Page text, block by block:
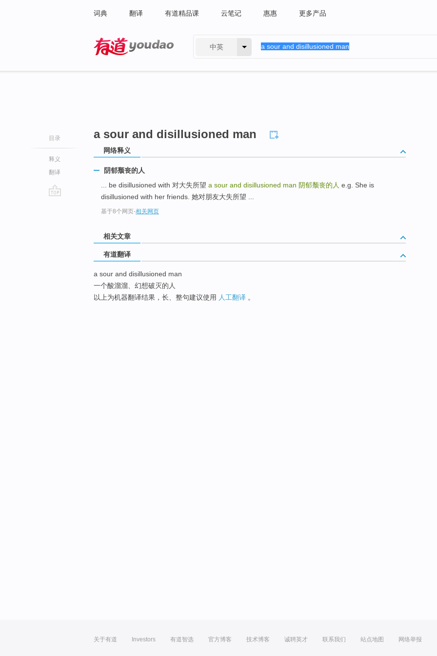
词典 翻译 有道精品课 云笔记 惠惠 更多产品
中英
目录
释义
翻译
a sour and disillusioned man
网络释义
阴郁颓丧的人
... be disillusioned with 对大失所望 a sour and disillusioned man 阴郁颓丧的人 e.g. She is
disillusioned with her friends. 她对朋友大失所望 ...
基于8个网页-相关网页
相关文章
有道翻译
a sour and disillusioned man
一个酸溜溜、幻想破灭的人
以上为机器翻译结果，长、整句建议使用 人工翻译 。
关于有道 Investors 有道智选 官方博客 技术博客 诚聘英才 联系我们 站点地图 网络举报